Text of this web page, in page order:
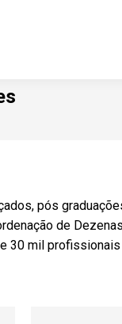
pós
de
30 mil